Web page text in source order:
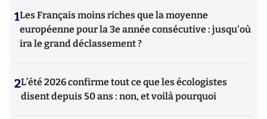
1Les Français moins riches que la moyenne
européenne pour la 3e année consécutive : jusqu'où
ira le grand déclassement ?
2L’été 2026 confirme tout ce que les écologistes
disent depuis 50 ans : non, et voilà pourquoi